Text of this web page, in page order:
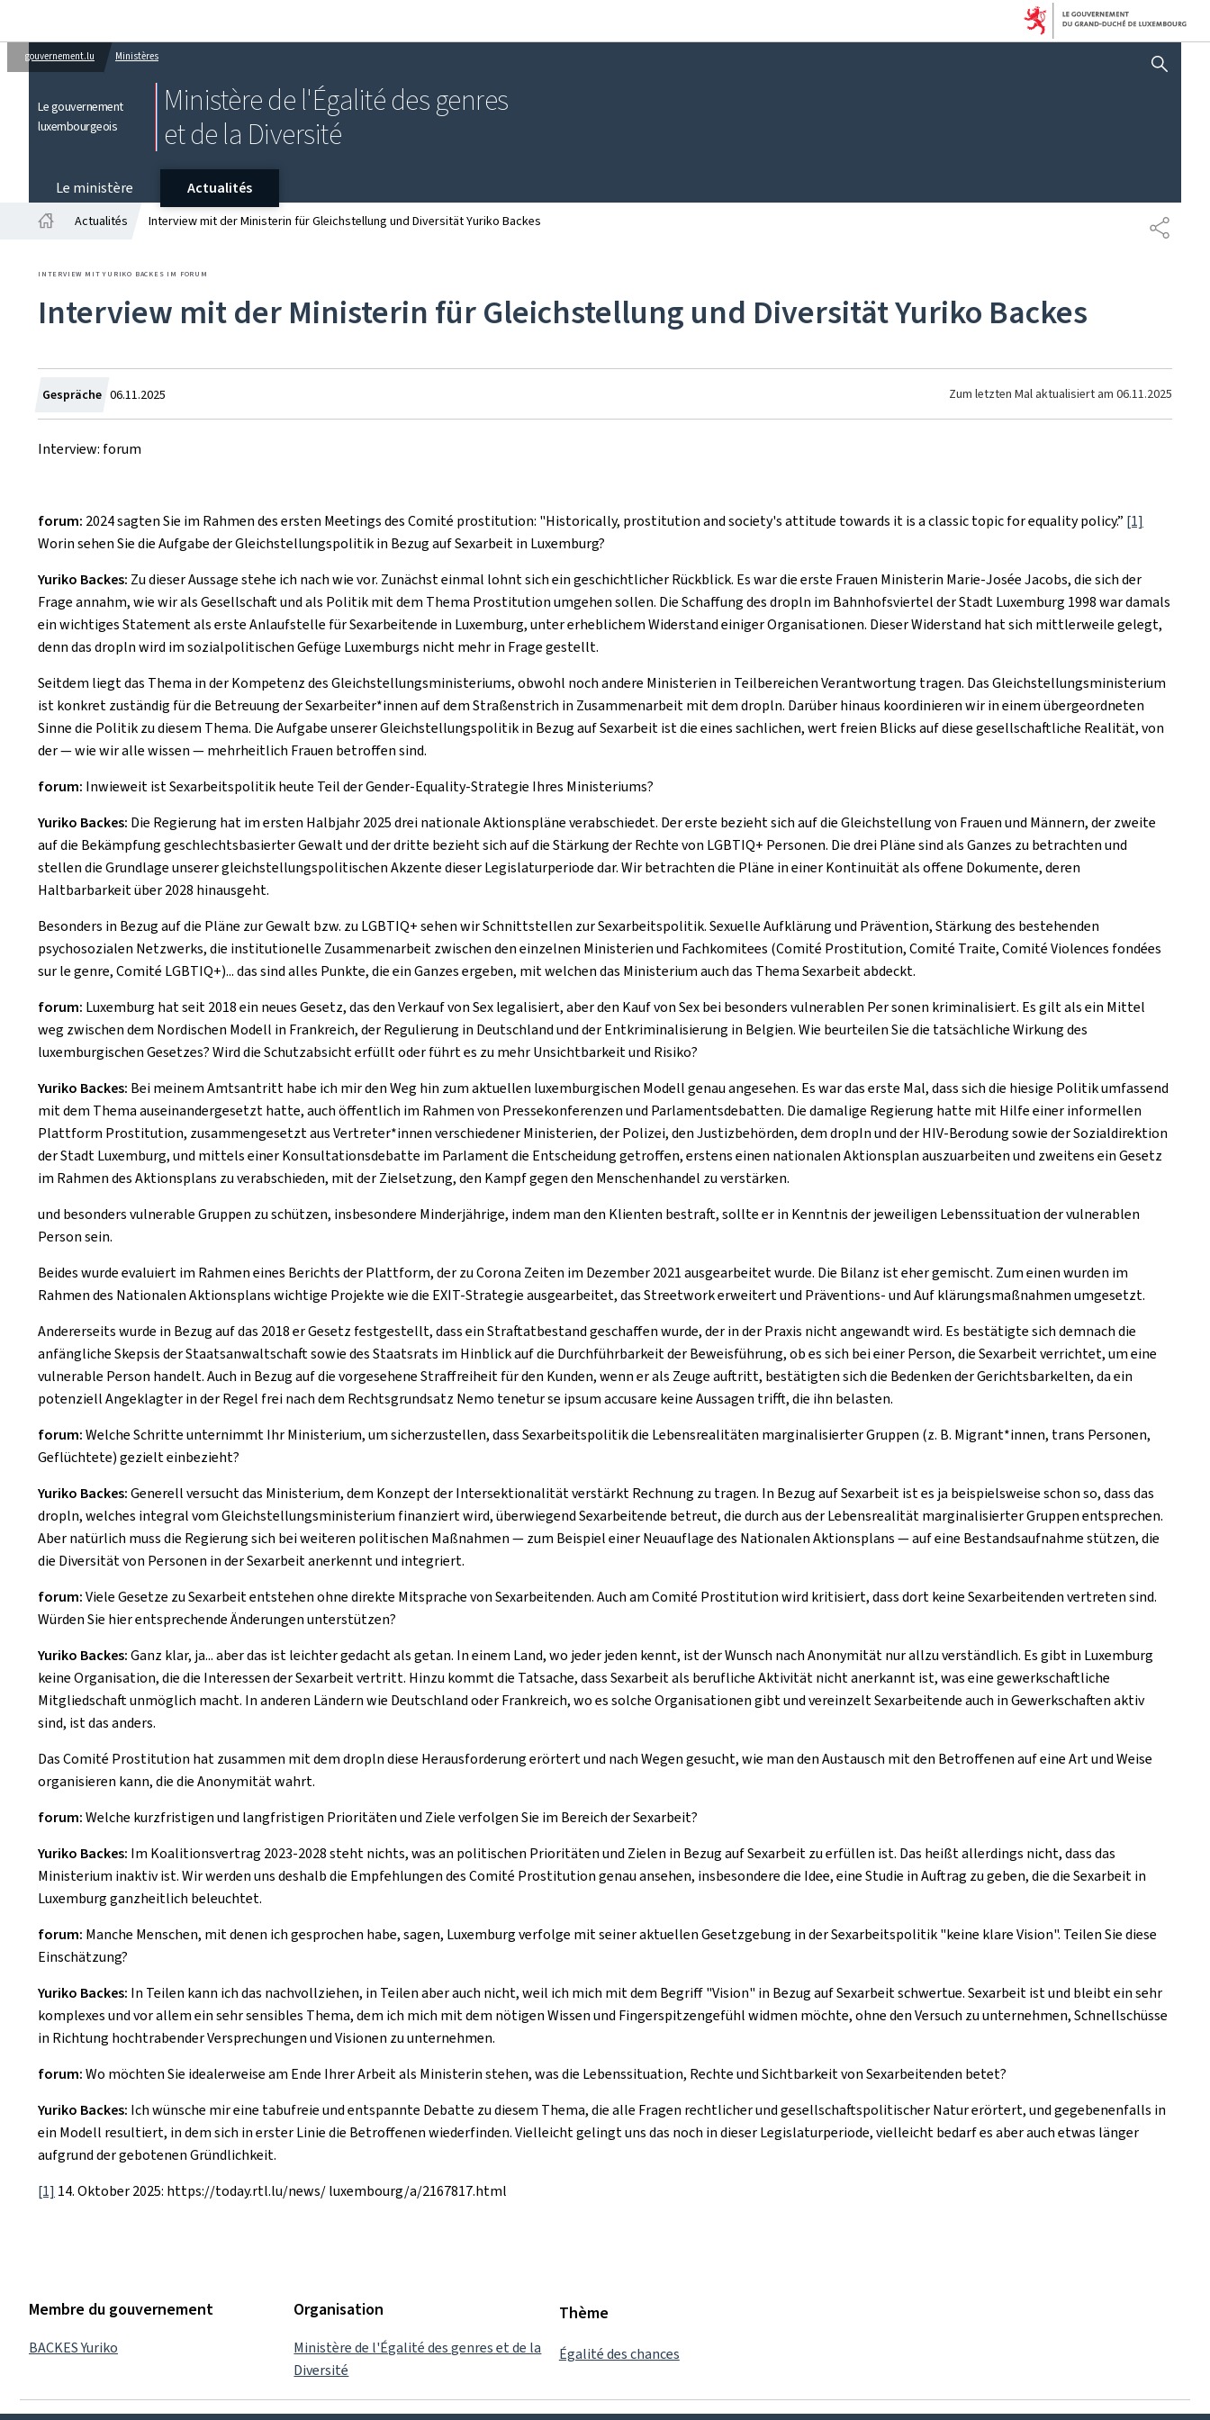
gouvernement.lu Ministères
Le gouvernement
luxembourgeois
Ministère de l'Égalité des genres
et de la Diversité
AFFICHER / MASQUER
Le ministère
Actualités
TEILEN
Actualités Interview mit der Ministerin für Gleichstellung und Diversität Yuriko Backes
Interview mit der Ministerin für Gleichstellung und Diversität Yuriko Backes
INTERVIEW MIT YURIKO BACKES IM FORUM
Gespräche Crée
le
06.11.2025 Zum letzten Mal aktualisiert am 06.11.2025
Interview: forum
forum: 2024 sagten Sie im Rahmen des ersten Meetings des Comité prostitution: "Historically, prostitution and society's attitude towards it is a classic topic for equality policy.” [1]
Worin sehen Sie die Aufgabe der Gleichstellungspolitik in Bezug auf Sexarbeit in Luxemburg?
Yuriko Backes: Zu dieser Aussage stehe ich nach wie vor. Zunächst einmal lohnt sich ein geschichtlicher Rückblick. Es war die erste Frauen Ministerin Marie-Josée Jacobs, die sich der
Frage annahm, wie wir als Gesellschaft und als Politik mit dem Thema Prostitution umgehen sollen. Die Schaffung des dropln im Bahnhofsviertel der Stadt Luxemburg 1998 war damals
ein wichtiges Statement als erste Anlaufstelle für Sexarbeitende in Luxemburg, unter erheblichem Widerstand einiger Organisationen. Dieser Widerstand hat sich mittlerweile gelegt,
denn das dropln wird im sozialpolitischen Gefüge Luxemburgs nicht mehr in Frage gestellt.
Seitdem liegt das Thema in der Kompetenz des Gleichstellungsministeriums, obwohl noch andere Ministerien in Teilbereichen Verantwortung tragen. Das Gleichstellungsministerium
ist konkret zuständig für die Betreuung der Sexarbeiter*innen auf dem Straßenstrich in Zusammenarbeit mit dem dropln. Darüber hinaus koordinieren wir in einem übergeordneten
Sinne die Politik zu diesem Thema. Die Aufgabe unserer Gleichstellungspolitik in Bezug auf Sexarbeit ist die eines sachlichen, wert freien Blicks auf diese gesellschaftliche Realität, von
der — wie wir alle wissen — mehrheitlich Frauen betroffen sind.
forum: Inwieweit ist Sexarbeitspolitik heute Teil der Gender-Equality-Strategie Ihres Ministeriums?
Yuriko Backes: Die Regierung hat im ersten Halbjahr 2025 drei nationale Aktionspläne verabschiedet. Der erste bezieht sich auf die Gleichstellung von Frauen und Männern, der zweite
auf die Bekämpfung geschlechtsbasierter Gewalt und der dritte bezieht sich auf die Stärkung der Rechte von LGBTIQ+ Personen. Die drei Pläne sind als Ganzes zu betrachten und
stellen die Grundlage unserer gleichstellungspolitischen Akzente dieser Legislaturperiode dar. Wir betrachten die Pläne in einer Kontinuität als offene Dokumente, deren
Haltbarbarkeit über 2028 hinausgeht.
Besonders in Bezug auf die Pläne zur Gewalt bzw. zu LGBTIQ+ sehen wir Schnittstellen zur Sexarbeitspolitik. Sexuelle Aufklärung und Prävention, Stärkung des bestehenden
psychosozialen Netzwerks, die institutionelle Zusammenarbeit zwischen den einzelnen Ministerien und Fachkomitees (Comité Prostitution, Comité Traite, Comité Violences fondées
sur le genre, Comité LGBTIQ+)... das sind alles Punkte, die ein Ganzes ergeben, mit welchen das Ministerium auch das Thema Sexarbeit abdeckt.
forum: Luxemburg hat seit 2018 ein neues Gesetz, das den Verkauf von Sex legalisiert, aber den Kauf von Sex bei besonders vulnerablen Per sonen kriminalisiert. Es gilt als ein Mittel
weg zwischen dem Nordischen Modell in Frankreich, der Regulierung in Deutschland und der Entkriminalisierung in Belgien. Wie beurteilen Sie die tatsächliche Wirkung des
luxemburgischen Gesetzes? Wird die Schutzabsicht erfüllt oder führt es zu mehr Unsichtbarkeit und Risiko?
Yuriko Backes: Bei meinem Amtsantritt habe ich mir den Weg hin zum aktuellen luxemburgischen Modell genau angesehen. Es war das erste Mal, dass sich die hiesige Politik umfassend
mit dem Thema auseinandergesetzt hatte, auch öffentlich im Rahmen von Pressekonferenzen und Parlamentsdebatten. Die damalige Regierung hatte mit Hilfe einer informellen
Plattform Prostitution, zusammengesetzt aus Vertreter*innen verschiedener Ministerien, der Polizei, den Justizbehörden, dem dropIn und der HIV-Berodung sowie der Sozialdirektion
der Stadt Luxemburg, und mittels einer Konsultationsdebatte im Parlament die Entscheidung getroffen, erstens einen nationalen Aktionsplan auszuarbeiten und zweitens ein Gesetz
im Rahmen des Aktionsplans zu verabschieden, mit der Zielsetzung, den Kampf gegen den Menschenhandel zu verstärken.
und besonders vulnerable Gruppen zu schützen, insbesondere Minderjährige, indem man den Klienten bestraft, sollte er in Kenntnis der jeweiligen Lebenssituation der vulnerablen
Person sein.
Beides wurde evaluiert im Rahmen eines Berichts der Plattform, der zu Corona Zeiten im Dezember 2021 ausgearbeitet wurde. Die Bilanz ist eher gemischt. Zum einen wurden im
Rahmen des Nationalen Aktionsplans wichtige Projekte wie die EXIT-Strategie ausgearbeitet, das Streetwork erweitert und Präventions- und Auf klärungsmaßnahmen umgesetzt.
Andererseits wurde in Bezug auf das 2018 er Gesetz festgestellt, dass ein Straftatbestand geschaffen wurde, der in der Praxis nicht angewandt wird. Es bestätigte sich demnach die
anfängliche Skepsis der Staatsanwaltschaft sowie des Staatsrats im Hinblick auf die Durchführbarkeit der Beweisführung, ob es sich bei einer Person, die Sexarbeit verrichtet, um eine
vulnerable Person handelt. Auch in Bezug auf die vorgesehene Straffreiheit für den Kunden, wenn er als Zeuge auftritt, bestätigten sich die Bedenken der Gerichtsbarkelten, da ein
potenziell Angeklagter in der Regel frei nach dem Rechtsgrundsatz Nemo tenetur se ipsum accusare keine Aussagen trifft, die ihn belasten.
forum:Welche Schritte unternimmt Ihr Ministerium, um sicherzustellen, dass Sexarbeitspolitik die Lebensrealitäten marginalisierter Gruppen (z. B. Migrant*innen, trans Personen,
Geflüchtete) gezielt einbezieht?
Yuriko Backes:Generell versucht das Ministerium, dem Konzept der Intersektionalität verstärkt Rechnung zu tragen. In Bezug auf Sexarbeit ist es ja beispielsweise schon so, dass das
dropln, welches integral vom Gleichstellungsministerium finanziert wird, überwiegend Sexarbeitende betreut, die durch aus der Lebensrealität marginalisierter Gruppen entsprechen.
Aber natürlich muss die Regierung sich bei weiteren politischen Maßnahmen — zum Beispiel einer Neuauflage des Nationalen Aktionsplans — auf eine Bestandsaufnahme stützen, die
die Diversität von Personen in der Sexarbeit anerkennt und integriert.
forum:Viele Gesetze zu Sexarbeit entstehen ohne direkte Mitsprache von Sexarbeitenden. Auch am Comité Prostitution wird kritisiert, dass dort keine Sexarbeitenden vertreten sind.
Würden Sie hier entsprechende Änderungen unterstützen?
Yuriko Backes:Ganz klar, ja... aber das ist leichter gedacht als getan. In einem Land, wo jeder jeden kennt, ist der Wunsch nach Anonymität nur allzu verständlich. Es gibt in Luxemburg
keine Organisation, die die Interessen der Sexarbeit vertritt. Hinzu kommt die Tatsache, dass Sexarbeit als berufliche Aktivität nicht anerkannt ist, was eine gewerkschaftliche
Mitgliedschaft unmöglich macht. In anderen Ländern wie Deutschland oder Frankreich, wo es solche Organisationen gibt und vereinzelt Sexarbeitende auch in Gewerkschaften aktiv
sind, ist das anders.
Das Comité Prostitution hat zusammen mit dem dropln diese Herausforderung erörtert und nach Wegen gesucht, wie man den Austausch mit den Betroffenen auf eine Art und Weise
organisieren kann, die die Anonymität wahrt.
forum:Welche kurzfristigen und langfristigen Prioritäten und Ziele verfolgen Sie im Bereich der Sexarbeit?
Yuriko Backes: Im Koalitionsvertrag 2023-2028 steht nichts, was an politischen Prioritäten und Zielen in Bezug auf Sexarbeit zu erfüllen ist. Das heißt allerdings nicht, dass das
Ministerium inaktiv ist. Wir werden uns deshalb die Empfehlungen des Comité Prostitution genau ansehen, insbesondere die Idee, eine Studie in Auftrag zu geben, die die Sexarbeit in
Luxemburg ganzheitlich beleuchtet.
forum: Manche Menschen, mit denen ich gesprochen habe, sagen, Luxemburg verfolge mit seiner aktuellen Gesetzgebung in der Sexarbeitspolitik "keine klare Vision". Teilen Sie diese
Einschätzung?
Yuriko Backes: In Teilen kann ich das nachvollziehen, in Teilen aber auch nicht, weil ich mich mit dem Begriff "Vision" in Bezug auf Sexarbeit schwertue. Sexarbeit ist und bleibt ein sehr
komplexes und vor allem ein sehr sensibles Thema, dem ich mich mit dem nötigen Wissen und Fingerspitzengefühl widmen möchte, ohne den Versuch zu unternehmen, Schnellschüsse
in Richtung hochtrabender Versprechungen und Visionen zu unternehmen.
forum:Wo möchten Sie idealerweise am Ende Ihrer Arbeit als Ministerin stehen, was die Lebenssituation, Rechte und Sichtbarkeit von Sexarbeitenden betet?
Yuriko Backes: Ich wünsche mir eine tabufreie und entspannte Debatte zu diesem Thema, die alle Fragen rechtlicher und gesellschaftspolitischer Natur erörtert, und gegebenenfalls in
ein Modell resultiert, in dem sich in erster Linie die Betroffenen wiederfinden. Vielleicht gelingt uns das noch in dieser Legislaturperiode, vielleicht bedarf es aber auch etwas länger
aufgrund der gebotenen Gründlichkeit.
[1] 14. Oktober 2025: https://today.rtl.lu/news/ luxembourg/a/2167817.html
Membre du gouvernement
BACKES Yuriko
Organisation
Ministère de l'Égalité des genres et de la
Diversité
Thème
Égalité des chances